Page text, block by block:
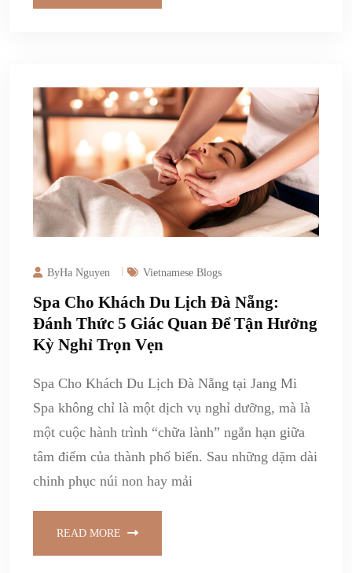
ByHa Nguyen Vietnamese Blogs
Spa Cho Khách Du Lịch Đà Nẵng:
Đánh Thức 5 Giác Quan Để Tận Hưởng
Kỳ Nghỉ Trọn Vẹn
Spa Cho Khách Du Lịch Đà Nẵng tại Jang Mi
Spa không chỉ là một dịch vụ nghỉ dưỡng, mà là
một cuộc hành trình “chữa lành” ngắn hạn giữa
tâm điểm của thành phố biển. Sau những dặm dài
chinh phục núi non hay mải
READ MORE